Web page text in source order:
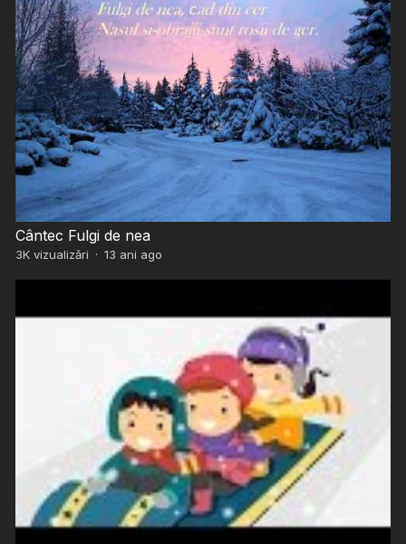
Cântec Fulgi de nea
3Kvizualizări · 13 ani ago